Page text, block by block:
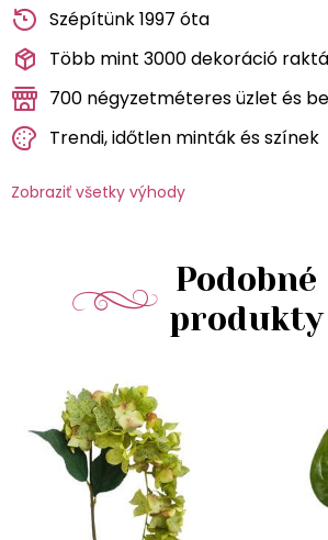
Szépítünk 1997 óta
Több mint 3000 dekoráció
700 négyzetméteres üzlet és
Trendi, időtlen minták és színek
Zobraziť všetky výhody
Podobné
produkty